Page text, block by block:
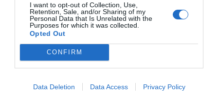
I want to opt-out of Collection, Use,
Retention, Sale, and/or Sharing of my
Personal Data that Is Unrelated with the
Purposes for which it was collected.
Opted Out
CONFIRM
Data Deletion Data Access Privacy Policy